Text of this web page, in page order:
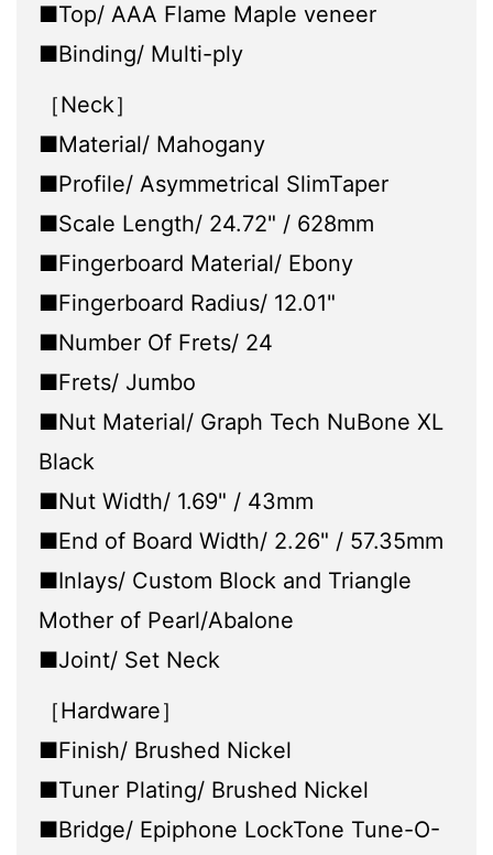
■Top/ AAA Flame Maple veneer
■Binding/ Multi-ply
［Neck］
■Material/ Mahogany
■Profile/ Asymmetrical SlimTaper
■Scale Length/ 24.72" / 628mm
■Fingerboard Material/ Ebony
■Fingerboard Radius/ 12.01"
■Number Of Frets/ 24
■Frets/ Jumbo
■Nut Material/ Graph Tech NuBone XL
Black
■Nut Width/ 1.69" / 43mm
■End of Board Width/ 2.26" / 57.35mm
■Inlays/ Custom Block and Triangle
Mother of Pearl/Abalone
■Joint/ Set Neck
［Hardware］
■Finish/ Brushed Nickel
■Tuner Plating/ Brushed Nickel
■Bridge/ Epiphone LockTone Tune-O-